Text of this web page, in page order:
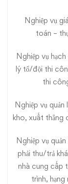
chuyên
ngành
xây
dựng
–
SAS
Nghiệp vụ
toán –
Nghiệp vụ
lý tổ/đội thi
thi
Nghiệp vụ
kho, xuất thẳng
Nghiệp vụ
phải thu/trả
nhà cung cấp
trình,